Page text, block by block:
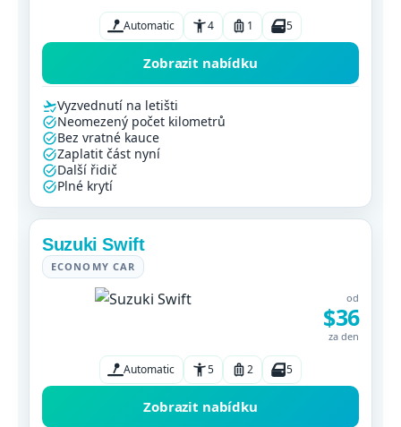
Automatic 4 1 5
Zobrazit nabídku
Vyzvednutí na letišti
Neomezený počet kilometrů
Bez vratné kauce
Zaplatit část nyní
Další řidič
Plné krytí
Suzuki Swift
ECONOMY CAR
od
$36
za den
Automatic 5 2 5
Zobrazit nabídku